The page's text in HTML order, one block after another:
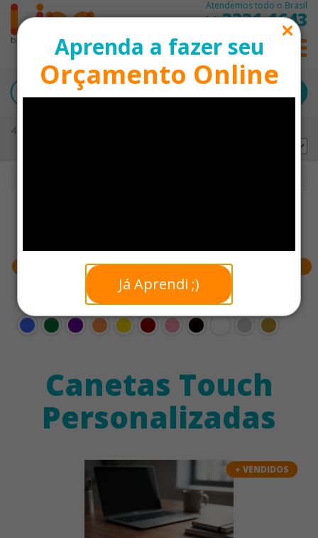
Aprenda a fazer seu
Orçamento Online
Já Aprendi ;)
Atendemos todo o Brasil
113331-1643
45 produtos encontrados
Cores
Canetas Touch
Personalizadas
+ VENDIDOS